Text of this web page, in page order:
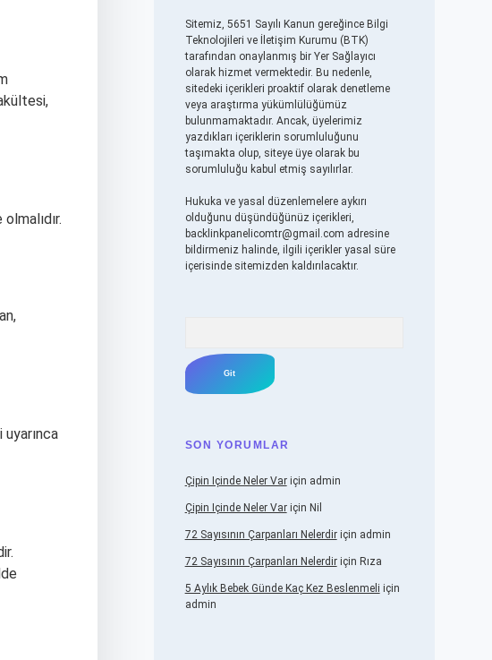
Sitemiz, 5651 Sayılı Kanun gereğince Bilgi
Teknolojileri ve İletişim Kurumu (BTK)
tarafından onaylanmış bir Yer Sağlayıcı
olarak hizmet vermektedir. Bu nedenle,
sitedeki içerikleri proaktif olarak denetleme
veya araştırma yükümlülüğümüz
bulunmamaktadır. Ancak, üyelerimiz
yazdıkları içeriklerin sorumluluğunu
taşımakta olup, siteye üye olarak bu
sorumluluğu kabul etmiş sayılırlar.
Hukuka ve yasal düzenlemelere aykırı
olduğunu düşündüğünüz içerikleri,
backlinkpanelicomtr@gmail.com adresine
bildirmeniz halinde, ilgili içerikler yasal süre
içerisinde sitemizden kaldırılacaktır.
SON YORUMLAR
Çipin Içinde Neler Variçin admin
Çipin Içinde Neler Variçin Nil
72 Sayısının Çarpanları Nelerdiriçin admin
72 Sayısının Çarpanları Nelerdiriçin Rıza
5 Aylık Bebek Günde Kaç Kez Beslenmeli için
admin